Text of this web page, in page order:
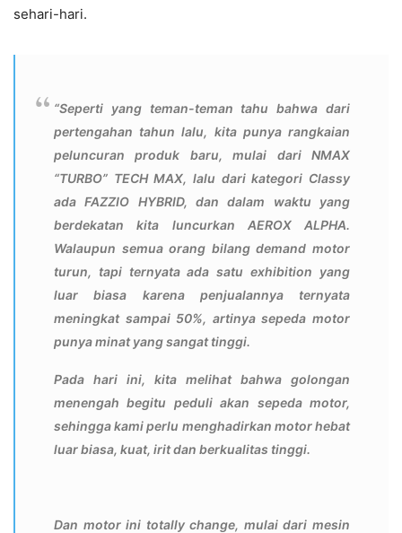
sehari-hari.
“Seperti yang teman-teman tahu bahwa dari
pertengahan tahun lalu, kita punya rangkaian
peluncuran produk baru, mulai dari NMAX
“TURBO” TECH MAX, lalu dari kategori Classy
ada FAZZIO HYBRID, dan dalam waktu yang
berdekatan kita luncurkan AEROX ALPHA.
Walaupun semua orang bilang demand motor
turun, tapi ternyata ada satu exhibition yang
luar biasa karena penjualannya ternyata
meningkat sampai 50%, artinya sepeda motor
punya minat yang sangat tinggi.
Pada hari ini, kita melihat bahwa golongan
menengah begitu peduli akan sepeda motor,
sehingga kami perlu menghadirkan motor hebat
luar biasa, kuat, irit dan berkualitas tinggi.
Dan motor ini totally change, mulai dari mesin